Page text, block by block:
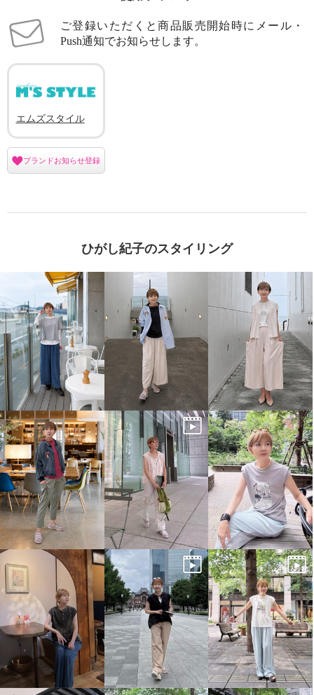
ご登録いただくと商品販売開始時にメール・
Push通知でお知らせします。
エムズスタイル
ブランドお知らせ登録
ひがし紀子のスタイリング